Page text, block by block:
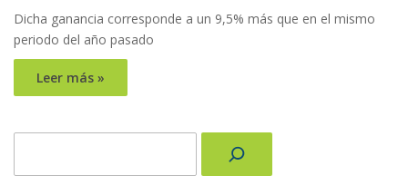
Dicha ganancia corresponde a un 9,5% más que en el mismo
periodo del año pasado
Leer más »